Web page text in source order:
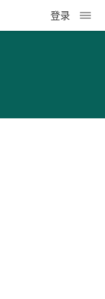
登录